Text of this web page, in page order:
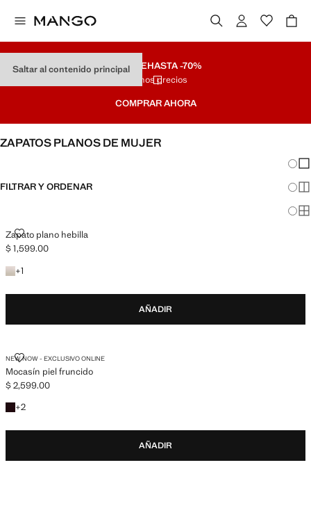
Saltar al contenido principal
REMATEHASTA -70%
Últimos precios
COMPRAR AHORA
ZAPATOS PLANOS DE MUJER
FILTRAR Y ORDENAR
Zapato plano hebilla
ZAPATO PLANO HEBILLA
Precio actual [$ 1,599.00 ]
$ 1,599.00
+1
+1 color
AÑADIR
NEW NOW - EXCLUSIVO ONLINE
Mocasín piel fruncido
MOCASÍN PIEL FRUNCIDO
Precio actual [$ 2,599.00 ]
$ 2,599.00
+2
+1 colores
AÑADIR